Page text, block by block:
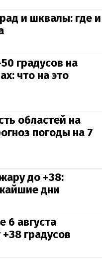
и шквалы: где и
градусов на
что на это
областей на
погоды на 7
до +38:
дни
6 августа
градусов